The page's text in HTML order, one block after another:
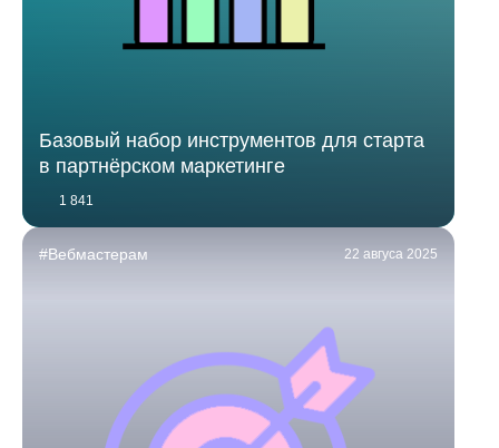
Базовый набор инструментов для старта
в партнёрском маркетинге
1 841
#Вебмастерам 22 авгуса 2025